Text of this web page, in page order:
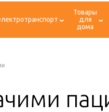
Товары
для
дома